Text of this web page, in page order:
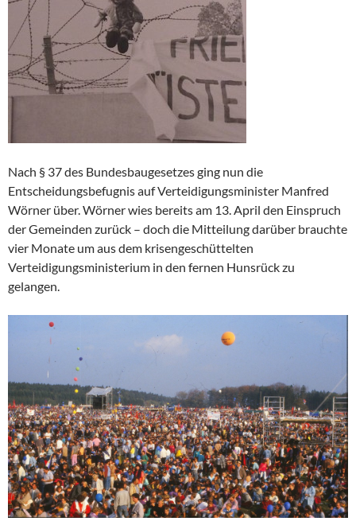
Nach § 37 des Bundesbaugesetzes ging nun die
Entscheidungsbefugnis auf Verteidigungsminister Manfred
Wörner über. Wörner wies bereits am 13. April den Einspruch
der Gemeinden zurück – doch die Mitteilung darüber brauchte
vier Monate um aus dem krisengeschüttelten
Verteidigungsministerium in den fernen Hunsrück zu
gelangen.